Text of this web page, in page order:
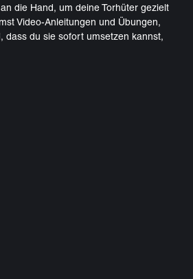
die Hand, um deine Torhüter gezielt
Video-Anleitungen und Übungen,
dass du sie sofort umsetzen kannst,